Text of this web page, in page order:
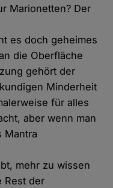
Marionetten? Der
es doch geheimes
die Oberfläche
gehört der
Minderheit
für alles
aber wenn man
Mantra
mehr zu wissen
Rest der